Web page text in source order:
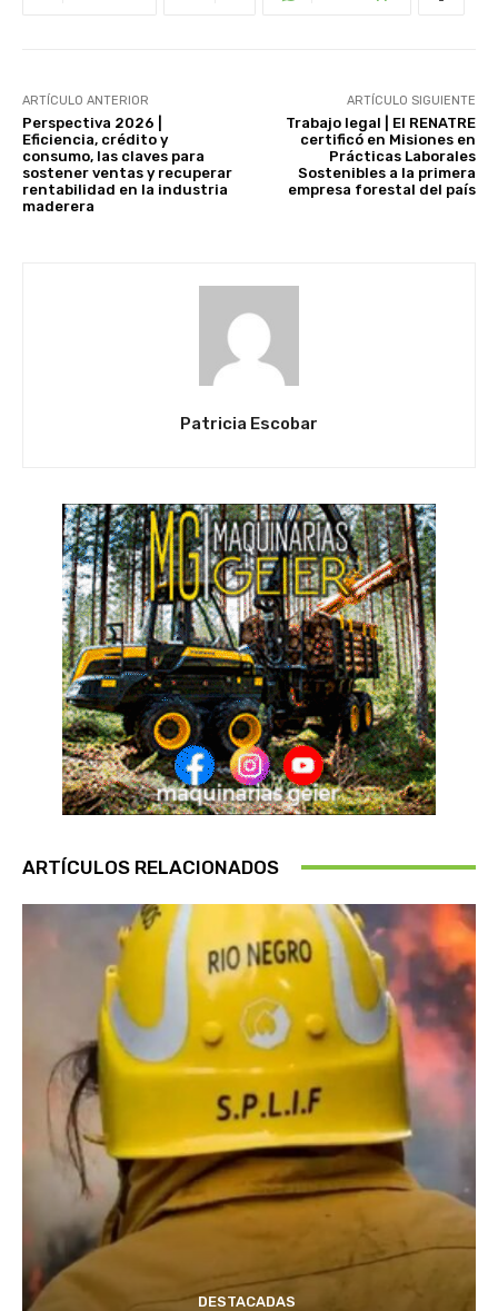
ARTÍCULO ANTERIOR
Perspectiva 2026 |
Eficiencia, crédito y
consumo, las claves para
sostener ventas y recuperar
rentabilidad en la industria
maderera
ARTÍCULO SIGUIENTE
Trabajo legal | El RENATRE
certificó en Misiones en
Prácticas Laborales
Sostenibles a la primera
empresa forestal del país
Patricia Escobar
ARTÍCULOS RELACIONADOS
DESTACADAS